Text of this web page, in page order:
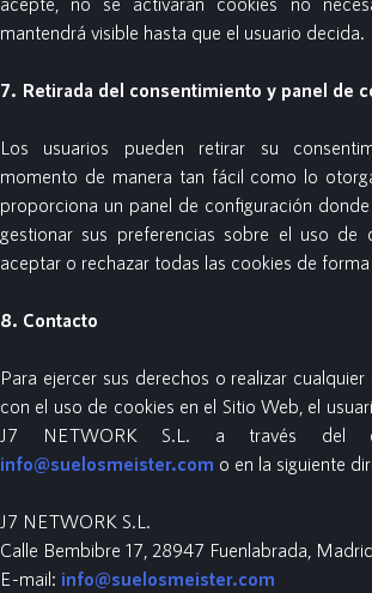
mantendrá visible hasta que el usuario decida.
7. Retirada del consentimiento y panel de
Los usuarios pueden retirar su
momento de manera tan fácil como lo
proporciona un panel de configuración
gestionar sus preferencias sobre el uso de
aceptar o rechazar todas las cookies de
8. Contacto
Para ejercer sus derechos o realizar
con el uso de cookies en el Sitio Web, el
J7 NETWORK S.L. a través del
info@suelosmeister.com o en la siguiente
J7 NETWORK S.L.
Calle Bembibre 17, 28947 Fuenlabrada, Madrid
E-mail: info@suelosmeister.com